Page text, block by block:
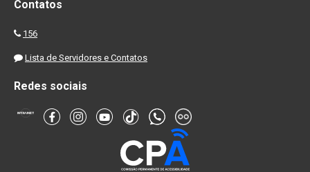
Contatos
156
Lista de Servidores e Contatos
Redes sociais